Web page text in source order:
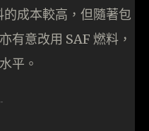
成本較高，但隨著包
有意改用 SAF 燃料，
平。